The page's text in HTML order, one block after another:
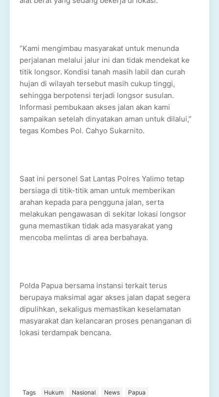
“Kami mengimbau masyarakat untuk menunda
perjalanan melalui jalur ini dan tidak mendekat ke
titik longsor. Kondisi tanah masih labil dan curah
hujan di wilayah tersebut masih cukup tinggi,
sehingga berpotensi terjadi longsor susulan.
Informasi pembukaan akses jalan akan kami
sampaikan setelah dinyatakan aman untuk dilalui,”
tegas Kombes Pol. Cahyo Sukarnito.
Saat ini personel Sat Lantas Polres Yalimo tetap
bersiaga di titik-titik aman untuk memberikan
arahan kepada para pengguna jalan, serta
melakukan pengawasan di sekitar lokasi longsor
guna memastikan tidak ada masyarakat yang
mencoba melintas di area berbahaya.
Polda Papua bersama instansi terkait terus
berupaya maksimal agar akses jalan dapat segera
dipulihkan, sekaligus memastikan keselamatan
masyarakat dan kelancaran proses penanganan di
lokasi terdampak bencana.
Tags Hukum Nasional News Papua